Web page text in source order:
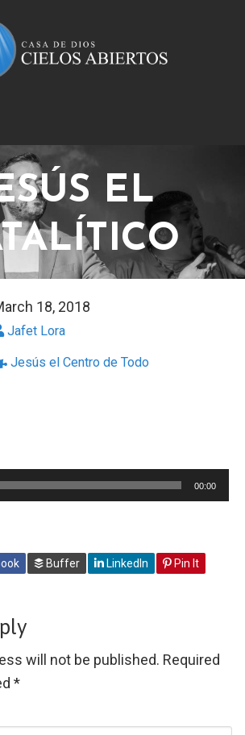
EL
18, 2018
Jafet Lora
Jesús el Centro de Todo
00:00
Buffer LinkedIn Pin It
will not be published. Required
*